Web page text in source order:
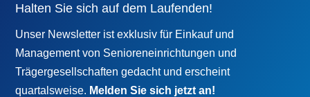
Halten Sie sich auf dem Laufenden!
Unser Newsletter ist exklusiv für Einkauf und
Management von Senioreneinrichtungen und
Trägergesellschaften gedacht und erscheint
quartalsweise. Melden Sie sich jetzt an!